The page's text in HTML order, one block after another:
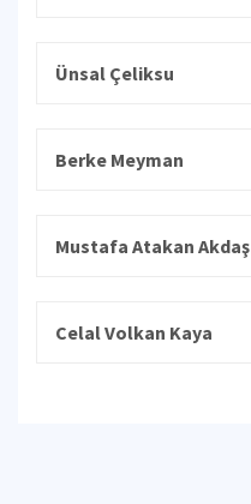
Ünsal Çeliksu
Berke Meyman
Mustafa Atakan Akdaş
Celal Volkan Kaya